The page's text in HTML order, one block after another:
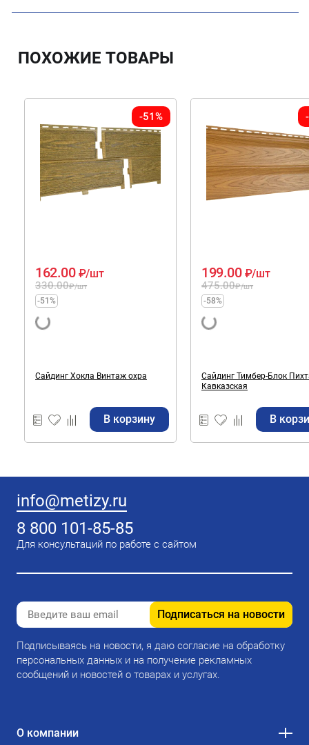
ПОХОЖИЕ ТОВАРЫ
-51%
330.00₽/шт
162.00 ₽/шт
-51%
Сайдинг Хокла Винтаж охра
В корзину
475.00₽/шт
199.00 ₽/шт
-58%
Сайдинг Тимбер-Блок
Кавказская
В
info@metizy.ru
8 800 101-85-85
Для консультаций по работе с сайтом
Подписаться на новости
Подписываясь на новости, я даю согласие на обработку
персональных данных и на получение рекламных
сообщений и новостей о товарах и услугах.
О компании